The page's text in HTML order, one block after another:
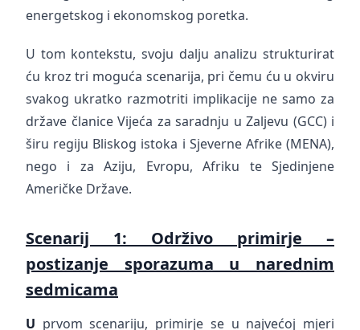
energetskog i ekonomskog poretka.
U tom kontekstu, svoju dalju analizu strukturirat
ću kroz tri moguća scenarija, pri čemu ću u okviru
svakog ukratko razmotriti implikacije ne samo za
države članice Vijeća za saradnju u Zaljevu (GCC) i
širu regiju Bliskog istoka i Sjeverne Afrike (MENA),
nego i za Aziju, Evropu, Afriku te Sjedinjene
Američke Države.
Scenarij 1: Održivo primirje –
postizanje sporazuma u narednim
sedmicama
U prvom scenariju, primirje se u najvećoj mjeri